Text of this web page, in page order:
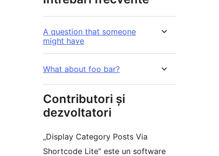
A question that someone
might have
What about foo bar?
Contributori și
dezvoltatori
„Display Category Posts Via
Shortcode Lite” este un software